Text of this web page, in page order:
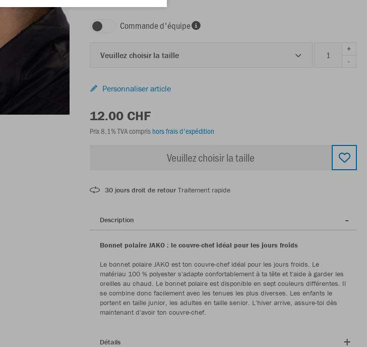
Commande d'équipe
Veuillez choisir la taille
+
-
Personnaliser article
12.00 CHF
Prix 8.1% TVA compris hors frais d'expédition
Veuillez choisir la taille
30 jours droit de retour Traitement rapide
Description
Bonnet polaire JAKO : le couvre-chef idéal pour les jours froids
Le bonnet polaire JAKO est ton couvre-chef idéal pour les jours froids. Le
matériau 100 % polyester s'adapte confortablement à ta tête et t'aide à garder les
oreilles au chaud. Le bonnet polaire est disponible en sept couleurs différentes. Il
se combine donc facilement avec les tenues les plus diverses. Les enfants le
portent en taille junior, les adultes en taille senior. L'hiver arrive, assure-toi dès
maintenant d'avoir ton couvre-chef.
Détails